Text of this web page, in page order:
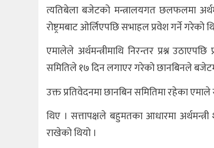
त्यतिबेला बजेटको मन्त्रालयगत छलफलमा
रोष्ट्रमबाट ओर्लिएपछि सभाहल प्रवेश गर्ने
एमालेले अर्थमन्त्रीमाथि निरन्तर प्रश्न
समितिले १७ दिन लगाएर गरेको छानबिनले
उक्त प्रतिवेदनमा छानबिन समितिमा रहेका
थिए । सत्तापक्षले बहुमतका आधारमा
राखेको थियो ।